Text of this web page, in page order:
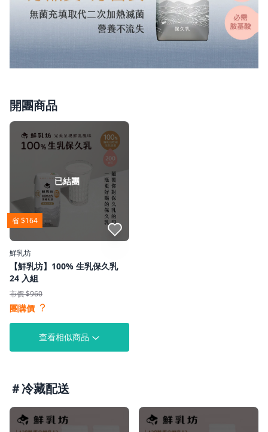
開團商品
省 $164
已結團
鮮乳坊
【鮮乳坊】100% 生乳保久乳
24 入組
市價 $960
團購價 ？
查看相似商品
＃冷藏配送